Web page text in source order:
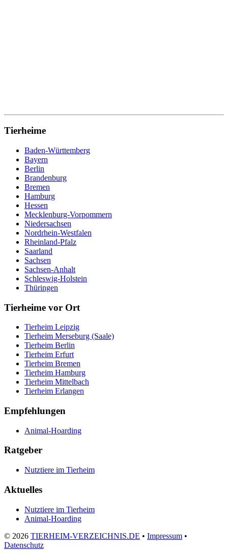
Tierheime
Baden-Württemberg
Bayern
Berlin
Brandenburg
Bremen
Hamburg
Hessen
Mecklenburg-Vorpommern
Niedersachsen
Nordrhein-Westfalen
Rheinland-Pfalz
Saarland
Sachsen
Sachsen-Anhalt
Schleswig-Holstein
Thüringen
Tierheime vor Ort
Tierheim Leipzig
Tierheim Merseburg (Saale)
Tierheim Berlin
Tierheim Erfurt
Tierheim Bremen
Tierheim Hamburg
Tierheim Mittelbach
Tierheim Erlangen
Empfehlungen
Animal-Hoarding
Ratgeber
Nutztiere im Tierheim
Aktuelles
Nutztiere im Tierheim
Animal-Hoarding
© 2026 TIERHEIM-VERZEICHNIS.DE • Impressum •
Datenschutz